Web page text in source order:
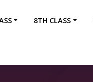
8TH CLASS